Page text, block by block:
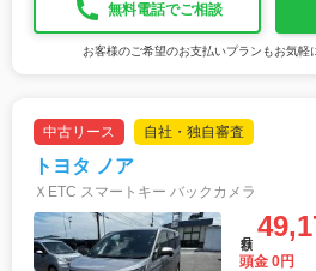
無料電話でご相談
お客様のご希望のお支払いプランもお気軽
中古リース 自社・独自審査
トヨタ ノア
ＸETC スマートキー バックカメラ
頭金 0円